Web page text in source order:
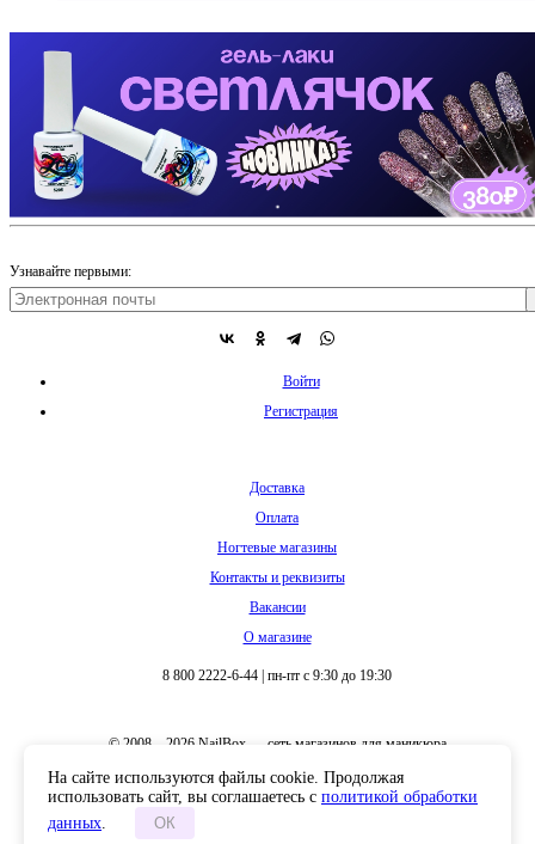
Узнавайте первыми:
Войти
Регистрация
Доставка
Оплата
Ногтевые магазины
Контакты и реквизиты
Вакансии
О магазине
8 800 2222-6-44 | пн-пт с 9:30 до 19:30
© 2008 – 2026 NailBox — сеть магазинов для маникюра
На сайте используются файлы cookie. Продолжая
использовать сайт, вы соглашаетесь с политикой обработки
данных. ОК